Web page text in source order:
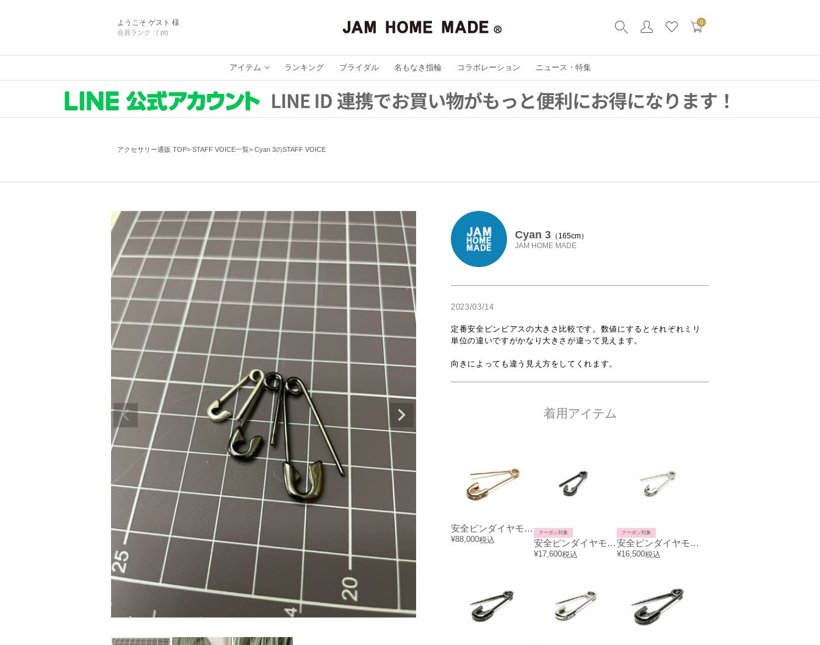
ようこそ ゲスト 様
会員ランク : ( pt)
0
アイテム ランキング ブライダル 名もなき指輪 コラボレーション ニュース・特集
アクセサリー通販 TOP STAFF VOICE一覧 Cyan 3のSTAFF VOICE
Cyan 3
JAM HOME MADE
165cm
2023/03/14
定番安全ピンピアスの大きさ比較です。数値にするとそれぞれミリ
単位の違いですがかなり大きさが違って見えます。
向きによっても違う見え方をしてくれます。
着用アイテム
安全ピンダイヤモンドピアス-K10イエローゴールド/片耳
¥88,000税込 安全ピンダイヤモンドピアスXS-ブラック/片耳
クーポン対象
¥17,600税込
安全ピンダイヤモンドピアスXS-シルバー/片耳
クーポン対象
¥16,500税込